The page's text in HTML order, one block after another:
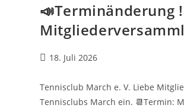
📣Terminänderung
Beitrag
18. Juli 2026
Tennisclub March e. V. Liebe
Tennisclubs March ein. 📆Termin: